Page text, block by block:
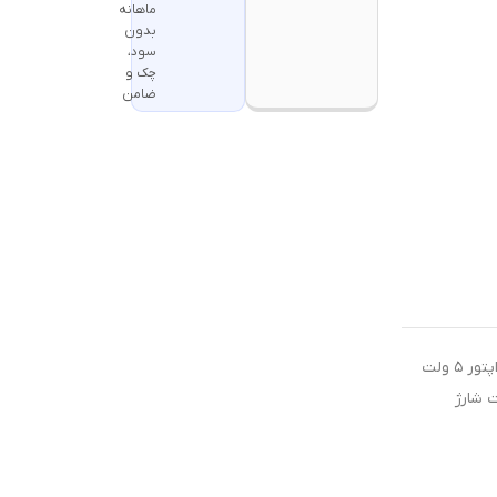
جهت شارژ محصولات شارژی از آداپتور ۵ ولت
شارژ
ماهانه
بدون
سود،
چک و
ضامن